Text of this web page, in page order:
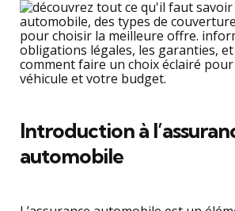
Introduction à
automobile